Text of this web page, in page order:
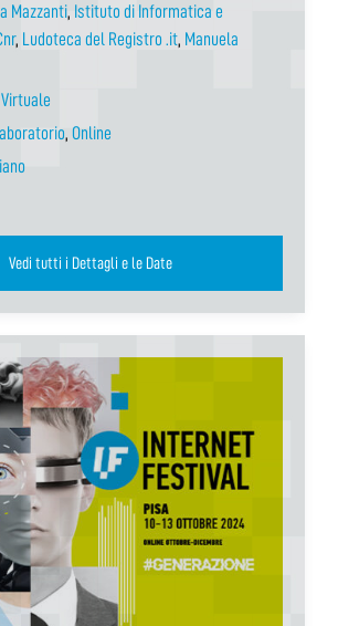
Mazzanti, Istituto di Informatica e
, Ludoteca del Registro .it, Manuela
, Online
Vedi tutti i Dettagli e le Date